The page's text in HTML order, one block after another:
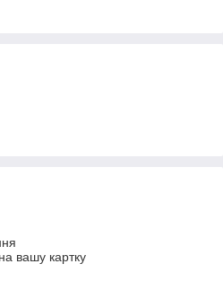
вашу картку